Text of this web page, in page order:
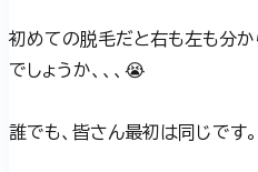
初めての脱毛だと右も左も分
でしょうか、、、😭
誰でも、皆さん最初は同じです。